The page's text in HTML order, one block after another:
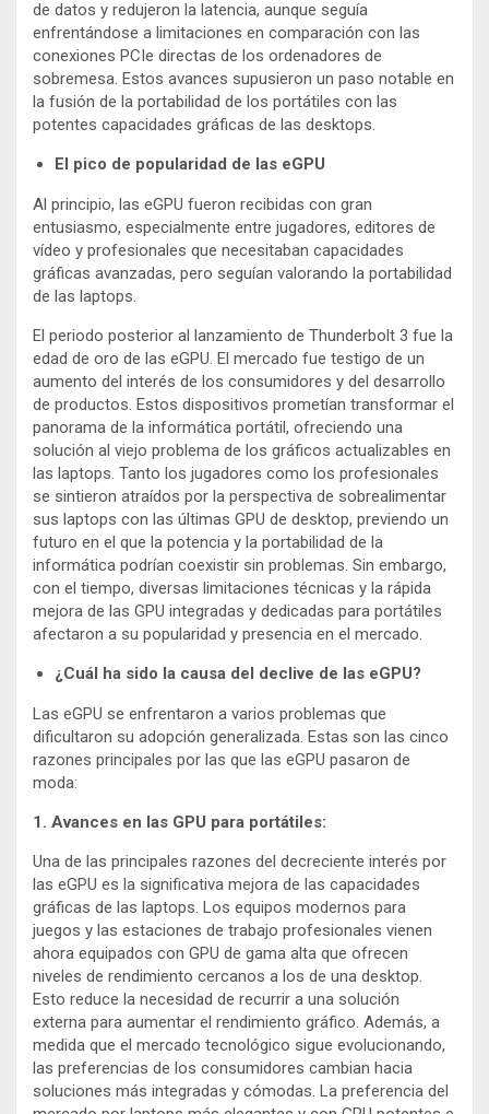
de datos y redujeron la latencia, aunque seguía
enfrentándose a limitaciones en comparación con las
conexiones PCIe directas de los ordenadores de
sobremesa. Estos avances supusieron un paso notable en
la fusión de la portabilidad de los portátiles con las
potentes capacidades gráficas de las desktops.
El pico de popularidad de las eGPU
Al principio, las eGPU fueron recibidas con gran
entusiasmo, especialmente entre jugadores, editores de
vídeo y profesionales que necesitaban capacidades
gráficas avanzadas, pero seguían valorando la portabilidad
de las laptops.
El periodo posterior al lanzamiento de Thunderbolt 3 fue la
edad de oro de las eGPU. El mercado fue testigo de un
aumento del interés de los consumidores y del desarrollo
de productos. Estos dispositivos prometían transformar el
panorama de la informática portátil, ofreciendo una
solución al viejo problema de los gráficos actualizables en
las laptops. Tanto los jugadores como los profesionales
se sintieron atraídos por la perspectiva de sobrealimentar
sus laptops con las últimas GPU de desktop, previendo un
futuro en el que la potencia y la portabilidad de la
informática podrían coexistir sin problemas. Sin embargo,
con el tiempo, diversas limitaciones técnicas y la rápida
mejora de las GPU integradas y dedicadas para portátiles
afectaron a su popularidad y presencia en el mercado.
¿Cuál ha sido la causa del declive de las eGPU?
Las eGPU se enfrentaron a varios problemas que
dificultaron su adopción generalizada. Estas son las cinco
razones principales por las que las eGPU pasaron de
moda:
1. Avances en las GPU para portátiles:
Una de las principales razones del decreciente interés por
las eGPU es la significativa mejora de las capacidades
gráficas de las laptops. Los equipos modernos para
juegos y las estaciones de trabajo profesionales vienen
ahora equipados con GPU de gama alta que ofrecen
niveles de rendimiento cercanos a los de una desktop.
Esto reduce la necesidad de recurrir a una solución
externa para aumentar el rendimiento gráfico. Además, a
medida que el mercado tecnológico sigue evolucionando,
las preferencias de los consumidores cambian hacia
soluciones más integradas y cómodas. La preferencia del